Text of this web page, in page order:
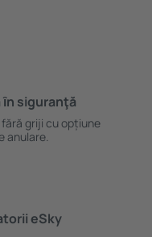
ȋn siguranţă
fără griji cu opțiune
anulare.
eSky